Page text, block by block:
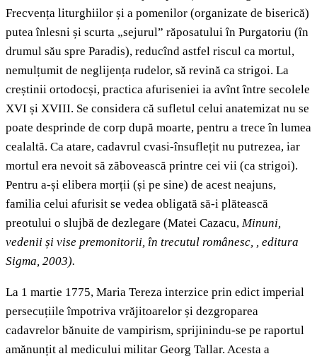
Frecvența liturghiilor și a pomenilor (organizate de biserică)
putea înlesni și scurta „sejurul” răposatului în Purgatoriu (în
drumul său spre Paradis), reducînd astfel riscul ca mortul,
nemulțumit de neglijența rudelor, să revină ca strigoi. La
creștinii ortodocși, practica afuriseniei ia avînt între secolele
XVI și XVIII. Se considera că sufletul celui anatemizat nu se
poate desprinde de corp după moarte, pentru a trece în lumea
cealaltă. Ca atare, cadavrul cvasi-însuflețit nu putrezea, iar
mortul era nevoit să zăbovească printre cei vii (ca strigoi).
Pentru a-și elibera morții (și pe sine) de acest neajuns,
familia celui afurisit se vedea obligată să-i plătească
preotului o slujbă de dezlegare (Matei Cazacu, Minuni,
vedenii și vise premonitorii, în trecutul românesc, , editura
Sigma, 2003).
La 1 martie 1775, Maria Tereza interzice prin edict imperial
persecuțiile împotriva vrăjitoarelor și dezgroparea
cadavrelor bănuite de vampirism, sprijinindu-se pe raportul
amănunțit al medicului militar Georg Tallar. Acesta a